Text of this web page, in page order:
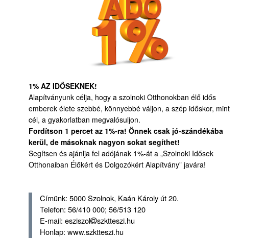
1% AZ IDŐSEKNEK!
Alapítványunk célja, hogy a szolnoki Otthonokban élő idős
emberek élete szebbé, könnyebbé váljon, a szép időskor, mint
cél, a gyakorlatban megvalósuljon.
Fordítson 1 percet az 1%-ra! Önnek csak jó-szándékába
kerül, de másoknak nagyon sokat segíthet!
Segítsen és ajánlja fel adójának 1%-át a „Szolnoki Idősek
Otthonaiban Élőkért és Dolgozókért Alapítvány” javára!
Címünk: 5000 Szolnok, Kaán Károly út 20.
Telefon: 56/410 000; 56/513 120
E-mail: esziszol
szktteszi.hu
Honlap: www.szktteszi.hu